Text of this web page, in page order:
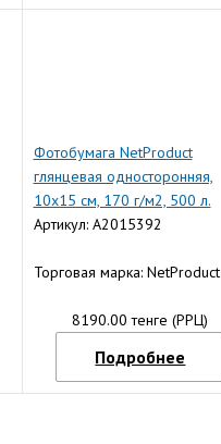
Фотобумага NetProduct
глянцевая односторонняя,
10x15 см, 170 г/м2, 500 л.
Артикул: A2015392
Торговая марка: NetProduct
8190.00 тенге (РРЦ)
Подробнее